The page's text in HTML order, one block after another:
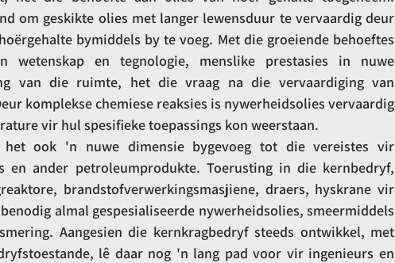
om geskikte olies met langer lewensduur te vervaardig deur
bymiddels by te voeg. Met die groeiende behoeftes
wetenskap en tegnologie, menslike prestasies in nuwe
van die ruimte, het die vraag na die vervaardiging van
komplekse chemiese reaksies is nywerheidsolies vervaardig
vir hul spesifieke toepassings kon weerstaan.
het ook 'n nuwe dimensie bygevoeg tot die vereistes vir
en ander petroleumprodukte. Toerusting in die kernbedryf,
brandstofverwerkingsmasjiene, draers, hyskrane vir
almal gespesialiseerde nywerheidsolies, smeermiddels
Aangesien die kernkragbedryf steeds ontwikkel, met
lê daar nog 'n lang pad voor vir ingenieurs en